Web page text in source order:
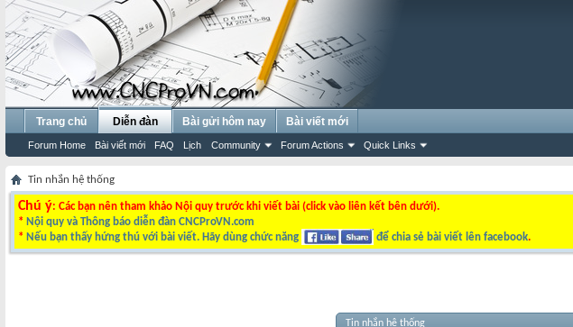
Trang chủ Diễn đàn
Forum Home Bài viết mới FAQ Lịch Community Forum Actions Quick Links
Bài gửi hôm nay Bài viết mới
Tin nhắn hệ thống
Chú ý: Các bạn nên tham khảo Nội quy trước khi viết bài (click vào liên kết bên dưới).
* Nội quy và Thông báo diễn đàn CNCProVN.com
* Nếu bạn thấy hứng thú với bài viết. Hãy dùng chức năng để chia sẻ bài viết lên facebook.
Tin nhắn hệ thống